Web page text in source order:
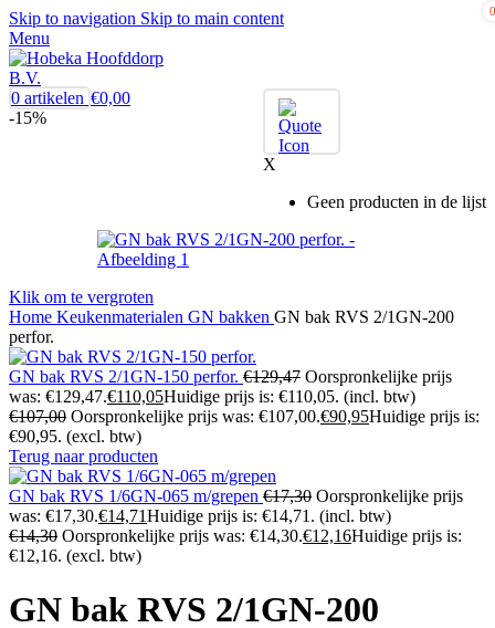
Skip to navigation Skip to main content
Menu
0
X
Geen producten in de lijst
0 artikelen €0,00
-15%
Klik om te vergroten
Home Keukenmaterialen GN bakken GN bak RVS 2/1GN-200
perfor.
GN bak RVS 2/1GN-150 perfor. €129,47 Oorspronkelijke prijs
was: €129,47.€110,05Huidige prijs is: €110,05. (incl. btw)
€107,00 Oorspronkelijke prijs was: €107,00.€90,95Huidige prijs is:
€90,95. (excl. btw)
Terug naar producten
GN bak RVS 1/6GN-065 m/grepen €17,30 Oorspronkelijke prijs
was: €17,30.€14,71Huidige prijs is: €14,71. (incl. btw)
€14,30 Oorspronkelijke prijs was: €14,30.€12,16Huidige prijs is:
€12,16. (excl. btw)
GN bak RVS 2/1GN-200